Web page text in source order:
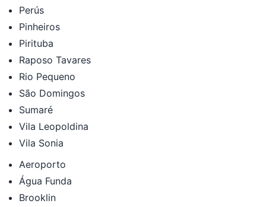
Perús
Pinheiros
Pirituba
Raposo Tavares
Rio Pequeno
São Domingos
Sumaré
Vila Leopoldina
Vila Sonia
Aeroporto
Água Funda
Brooklin